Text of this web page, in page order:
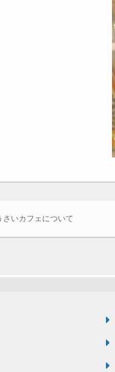
さいカフェについて